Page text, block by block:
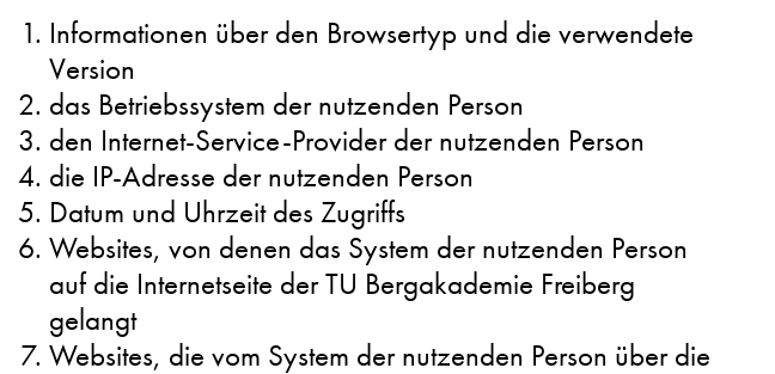
Informationen über den Browsertyp und die verwendete
Version
das Betriebssystem der nutzenden Person
den Internet-Service-Provider der nutzenden Person
die IP-Adresse der nutzenden Person
Datum und Uhrzeit des Zugriffs
Websites, von denen das System der nutzenden Person
auf die Internetseite der TU Bergakademie Freiberg
gelangt
Websites, die vom System der nutzenden Person über die